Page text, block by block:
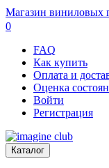
Магазин виниловых
0
FAQ
Как купить
Оплата и
Оценка
Войти
Регистрация
Каталог